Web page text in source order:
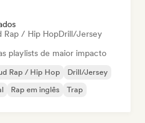
Rap / Hip HopDrill/Jersey
playlists de maior impacto
Rap / Hip Hop
Drill/Jersey
Rap em inglês Trap